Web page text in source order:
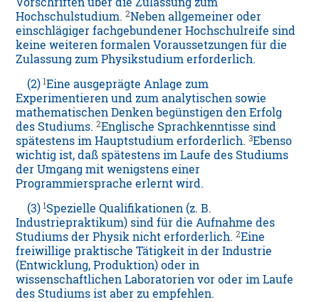
Hochschulstudium.2Neben allgemeiner oder
einschlägiger fachgebundener Hochschulreife sind
keine weiteren formalen Voraussetzungen für die
Zulassung zum Physikstudium erforderlich.
(2) 1Eine ausgeprägte Anlage zum
Experimentieren und zum analytischen sowie
mathematischen Denken begünstigen den Erfolg
des Studiums.2Englische Sprachkenntisse sind
spätestens im Hauptstudium erforderlich.3Ebenso
wichtig ist, daß spätestens im Laufe des Studiums
der Umgang mit wenigstens einer
Programmiersprache erlernt wird.
(3) 1Spezielle Qualifikationen (z. B.
Industriepraktikum) sind für die Aufnahme des
Studiums der Physik nicht erforderlich.2Eine
freiwillige praktische Tätigkeit in der Industrie
(Entwicklung, Produktion) oder in
wissenschaftlichen Laboratorien vor oder im Laufe
des Studiums ist aber zu empfehlen.